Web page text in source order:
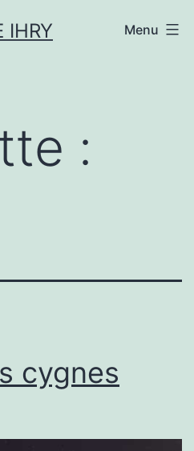
IHRY Menu
:
cygnes